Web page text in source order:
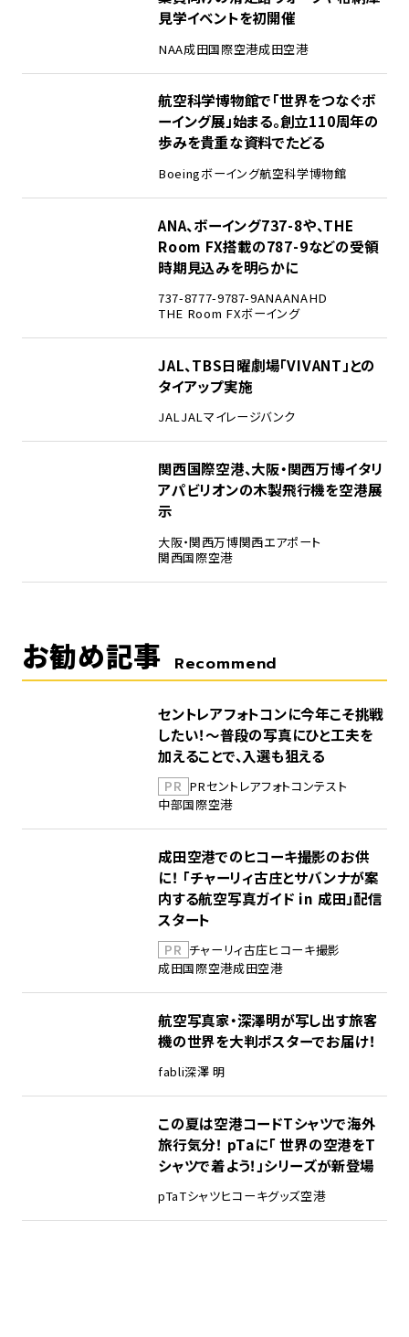
見学イベントを初開催
NAA成田国際空港成田空港
航空科学博物館で「世界をつなぐボ
ーイング展」始まる。創立110周年の
歩みを貴重な資料でたどる
Boeingボーイング航空科学博物館
ANA、ボーイング737-8や、THE
Room FX搭載の787-9などの受領
時期見込みを明らかに
737-8777-9787-9ANAANAHD
THE Room FXボーイング
JAL、TBS日曜劇場「VIVANT」との
タイアップ実施
JALJALマイレージバンク
関西国際空港、大阪・関西万博イタリ
アパビリオンの木製飛行機を空港展
示
大阪・関西万博関西エアポート
関西国際空港
お勧め記事 Recommend
セントレアフォトコンに今年こそ挑戦
したい！～普段の写真にひと工夫を
加えることで、入選も狙える
PR PRセントレアフォトコンテスト
中部国際空港
成田空港でのヒコーキ撮影のお供
に！ 「チャーリィ古庄とサバンナが案
内する航空写真ガイド in 成田」配信
スタート
PR チャーリィ古庄ヒコーキ撮影
成田国際空港成田空港
航空写真家・深澤明が写し出す旅客
機の世界を大判ポスターでお届け！
fabli深澤 明
この夏は空港コードTシャツで海外
旅行気分！ pTaに「 世界の空港をT
シャツで着よう！」シリーズが新登場
pTaTシャツヒコーキグッズ空港